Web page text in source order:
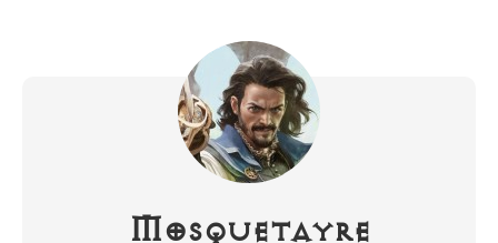
Mosquetayre